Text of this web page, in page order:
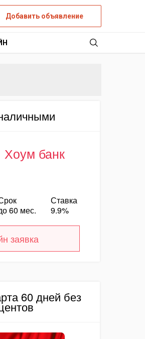
Добавить объявление
Хоум банк
60 мес.
Ставка
9.9%
заявка
60 дней без